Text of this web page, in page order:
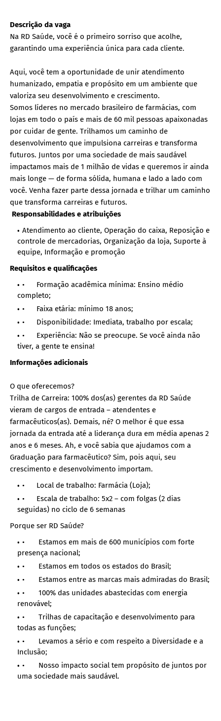
Descrição da vaga
Na RD Saúde, você é o primeiro sorriso que acolhe,
garantindo uma experiência única para cada cliente.
Aqui, você tem a oportunidade de unir atendimento
humanizado, empatia e propósito em um ambiente que
valoriza seu desenvolvimento e crescimento.
Somos líderes no mercado brasileiro de farmácias, com
lojas em todo o país e mais de 60 mil pessoas apaixonadas
por cuidar de gente. Trilhamos um caminho de
desenvolvimento que impulsiona carreiras e transforma
futuros. Juntos por uma sociedade de mais saudável
impactamos mais de 1 milhão de vidas e queremos ir ainda
mais longe — de forma sólida, humana e lado a lado com
você. Venha fazer parte dessa jornada e trilhar um caminho
que transforma carreiras e futuros.
Responsabilidades e atribuições
Atendimento ao cliente, Operação do caixa, Reposição e
controle de mercadorias, Organização da loja, Suporte à
equipe, Informação e promoção
Requisitos e qualificações
• Formação acadêmica mínima: Ensino médio
completo;
• Faixa etária: mínimo 18 anos;
• Disponibilidade: Imediata, trabalho por escala;
• Experiência: Não se preocupe. Se você ainda não
tiver, a gente te ensina!
Informações adicionais
O que oferecemos?
Trilha de Carreira: 100% dos(as) gerentes da RD Saúde
vieram de cargos de entrada – atendentes e
farmacêuticos(as). Demais, né? O melhor é que essa
jornada da entrada até a liderança dura em média apenas 2
anos e 6 meses. Ah, e você sabia que ajudamos com a
Graduação para farmacêutico? Sim, pois aqui, seu
crescimento e desenvolvimento importam.
• Local de trabalho: Farmácia (Loja);
• Escala de trabalho: 5x2 – com folgas (2 dias
seguidas) no ciclo de 6 semanas
Porque ser RD Saúde?
• Estamos em mais de 600 municípios com forte
presença nacional;
• Estamos em todos os estados do Brasil;
• Estamos entre as marcas mais admiradas do Brasil;
• 100% das unidades abastecidas com energia
renovável;
• Trilhas de capacitação e desenvolvimento para
todas as funções;
• Levamos a sério e com respeito a Diversidade e a
Inclusão;
• Nosso impacto social tem propósito de juntos por
uma sociedade mais saudável.